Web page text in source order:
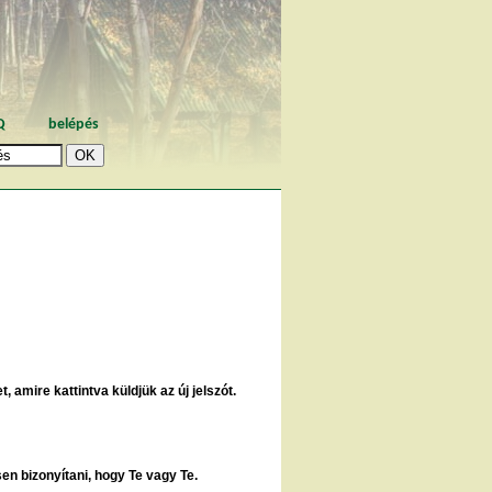
belépés
amire kattintva küldjük az új jelszót.
bizonyítani, hogy Te vagy Te.